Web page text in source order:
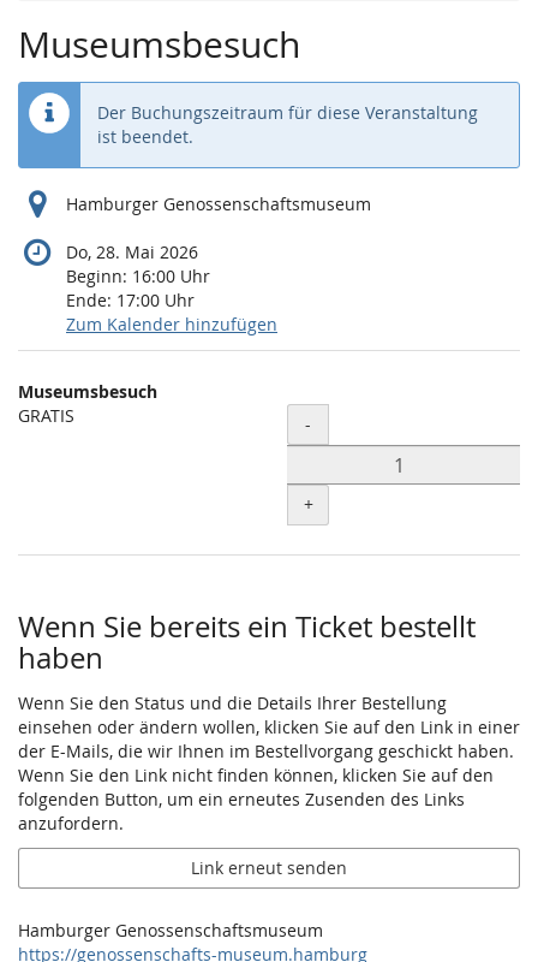
Museumsbesuch
Der Buchungszeitraum für diese Veranstaltung
ist beendet.
Hamburger Genossenschaftsmuseum
Do, 28. Mai 2026
Beginn: 16:00 Uhr
Ende: 17:00 Uhr
Zum Kalender hinzufügen
Produkte
Unkategorisierte
Museumsbesuch
GRATIS
Menge
-
+
Wenn Sie bereits ein Ticket bestellt
haben
Wenn Sie den Status und die Details Ihrer Bestellung
einsehen oder ändern wollen, klicken Sie auf den Link in einer
der E-Mails, die wir Ihnen im Bestellvorgang geschickt haben.
Wenn Sie den Link nicht finden können, klicken Sie auf den
folgenden Button, um ein erneutes Zusenden des Links
anzufordern.
Link erneut senden
Hamburger Genossenschaftsmuseum
https://genossenschafts-museum.hamburg